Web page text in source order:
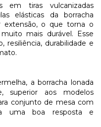
em tiras vulcanizadas
elásticas da borracha
extensão, o que torna o
mais durável. Esse
resiliência, durabilidade e
a borracha lonada
superior aos modelos
conjunto de mesa com
uma boa resposta e